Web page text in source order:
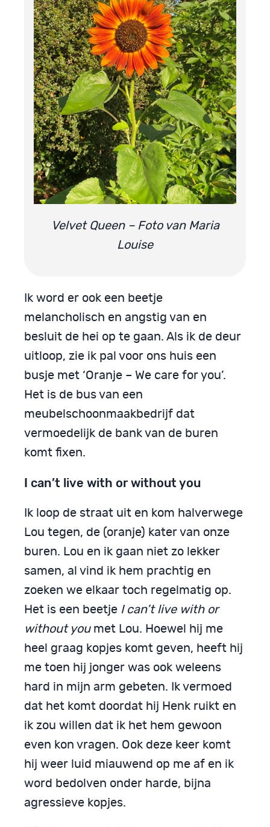
Velvet Queen – Foto van Maria
Louise
Ik word er ook een beetje
melancholisch en angstig van en
besluit de hei op te gaan. Als ik de deur
uitloop, zie ik pal voor ons huis een
busje met ‘Oranje – We care for you’.
Het is de bus van een
meubelschoonmaakbedrijf dat
vermoedelijk de bank van de buren
komt fixen.
I can’t live with or without you
Ik loop de straat uit en kom halverwege
Lou tegen, de (oranje) kater van onze
buren. Lou en ik gaan niet zo lekker
samen, al vind ik hem prachtig en
zoeken we elkaar toch regelmatig op.
Het is een beetje I can’t live with or
without youmet Lou. Hoewel hij me
heel graag kopjes komt geven, heeft hij
me toen hij jonger was ook weleens
hard in mijn arm gebeten. Ik vermoed
dat het komt doordat hij Henk ruikt en
ik zou willen dat ik het hem gewoon
even kon vragen. Ook deze keer komt
hij weer luid miauwend op me af en ik
word bedolven onder harde, bijna
agressieve kopjes.